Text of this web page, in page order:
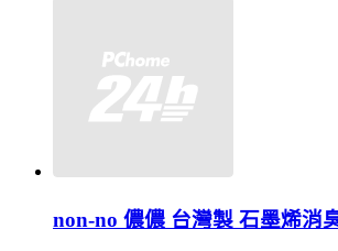
non-no 儂儂 台灣製 石墨烯消